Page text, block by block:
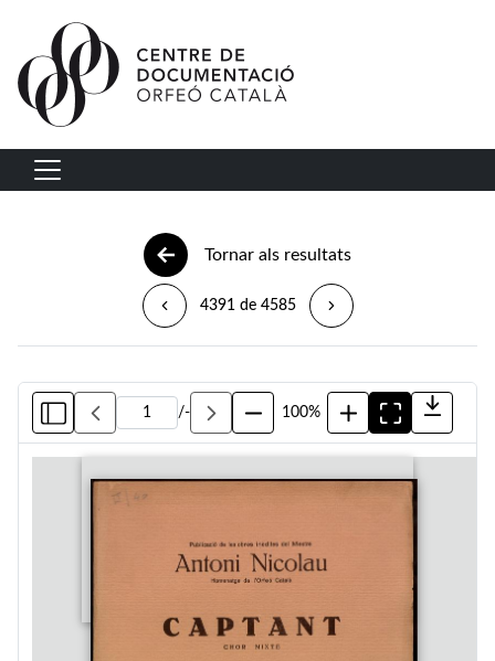
Vés al contingut
Navegació principal
Tornar als resultats
4391 de 4585
/- 100%